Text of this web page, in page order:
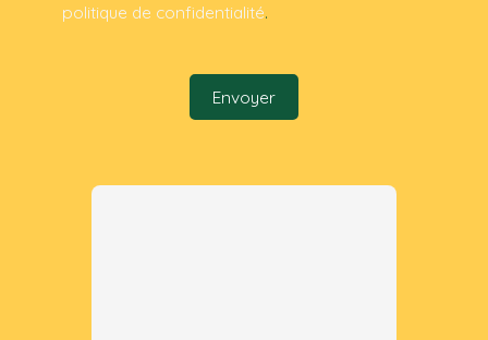
politique de confidentialité.
Envoyer